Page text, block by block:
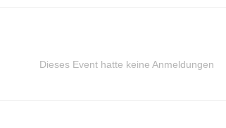
Dieses Event hatte keine Anmeldungen